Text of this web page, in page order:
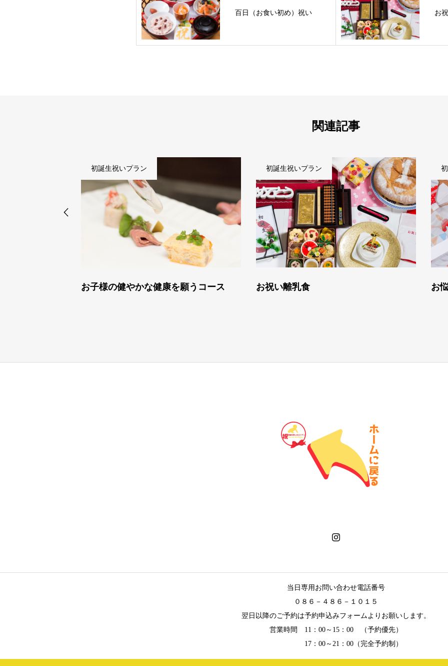
百日（お食い初め）祝い お
関連記事
お子様の健やかな健康を願うコース
初誕生祝いプラン
お祝い離乳食
初誕生祝いプラン
お
当日専用お問い合わせ電話番号
０８６－４８６－１０１５
翌日以降のご予約は予約申込みフォームよりお願いします。
営業時間 11：00～15：00 （予約優先）
17：00～21：00（完全予約制）